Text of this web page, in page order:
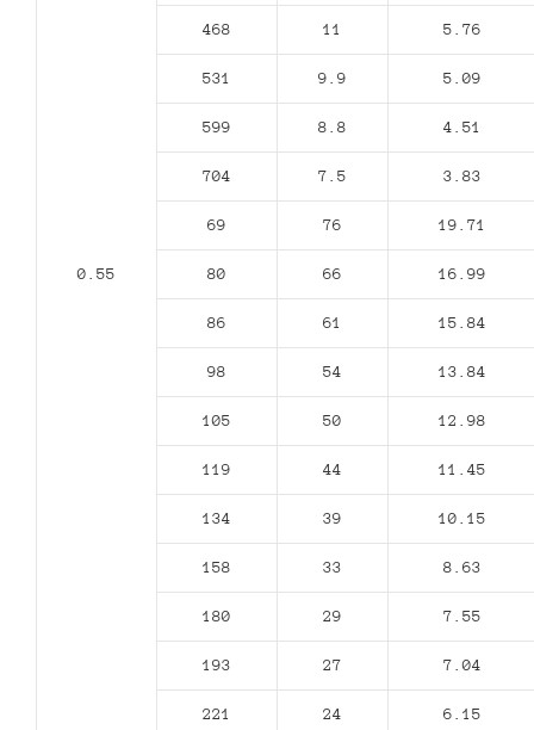
0.55
468 11 5.76
531 9.9 5.09
599 8.8 4.51
704 7.5 3.83
69 76 19.71
80 66 16.99
86 61 15.84
98 54 13.84
105 50 12.98
119 44 11.45
134 39 10.15
158 33 8.63
180 29 7.55
193 27 7.04
221 24 6.15